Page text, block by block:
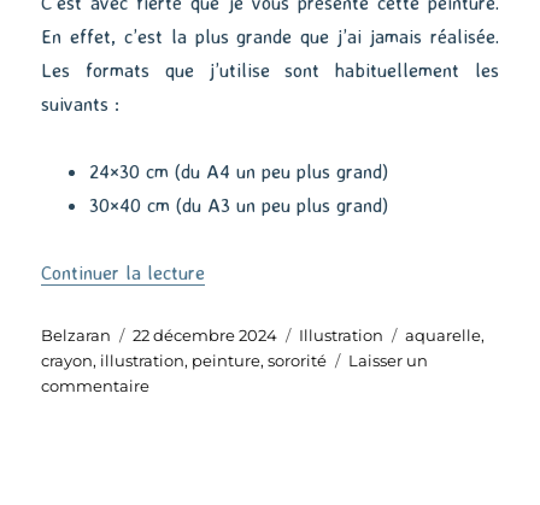
En effet, c’est la plus grande que j’ai jamais réalisée.
Les formats que j’utilise sont habituellement les
suivants :
24×30 cm (du A4 un peu plus grand)
30×40 cm (du A3 un peu plus grand)
Continuer la lecture
Auteur
Belzaran
Publié
le
22 décembre 2024 Catégories
Illustration Étiquettes
aquarelle,
crayon, illustration, peinture,sororité
Laisser un
commentairesur